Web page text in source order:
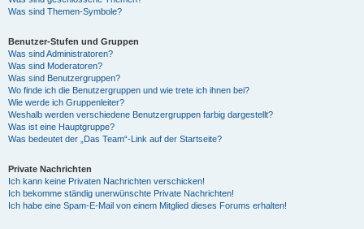
Was sind Themen-Symbole?
Benutzer-Stufen und Gruppen
Was sind Administratoren?
Was sind Moderatoren?
Was sind Benutzergruppen?
Wo finde ich die Benutzergruppen und wie trete ich ihnen bei?
Wie werde ich Gruppenleiter?
Weshalb werden verschiedene Benutzergruppen farbig dargestellt?
Was ist eine Hauptgruppe?
Was bedeutet der „Das Team“-Link auf der Startseite?
Private Nachrichten
Ich kann keine Privaten Nachrichten verschicken!
Ich bekomme ständig unerwünschte Private Nachrichten!
Ich habe eine Spam-E-Mail von einem Mitglied dieses Forums erhalten!